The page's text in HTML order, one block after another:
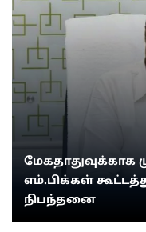
மேகதாதுவுக்காக
எம்.பிக்கள்
நிபந்தனை